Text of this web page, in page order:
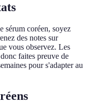
sérum coréen, soyez
des notes sur
vous observez. Les
faites preuve de
pour s'adapter au